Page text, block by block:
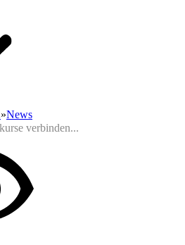
»News
verbinden...